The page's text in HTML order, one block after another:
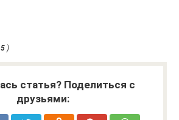
5 )
статья? Поделиться с
друзьями: